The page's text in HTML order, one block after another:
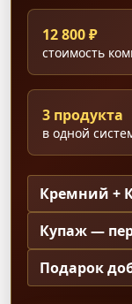
12 800 ₽
стоимость
3 продукта
в одной
Кремний +
Купаж —
Подарок